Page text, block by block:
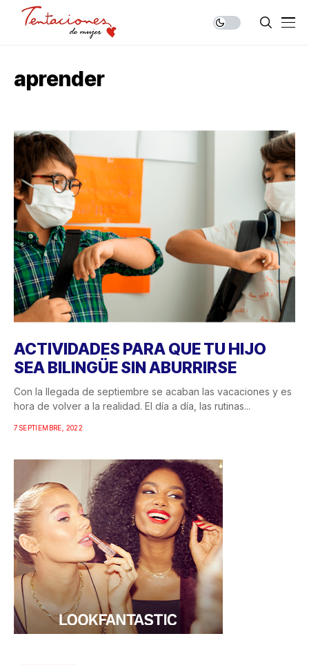
aprender
ACTIVIDADES PARA QUE TU HIJO
SEA BILINGÜE SIN ABURRIRSE
Con la llegada de septiembre se acaban las vacaciones y es
hora de volver a la realidad. El día a día, las rutinas...
7 SEPTIEMBRE, 2022